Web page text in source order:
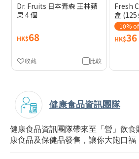
Dr. Fruits 日本青森 王林蘋
果 4 個
HK$68
比較
收藏
Fresh
盒 (125
10%
HK$36
健康食品資訊團隊
健康食品資訊團隊帶來至「營」飲
康食品及保健品發售，讓你大飽口福